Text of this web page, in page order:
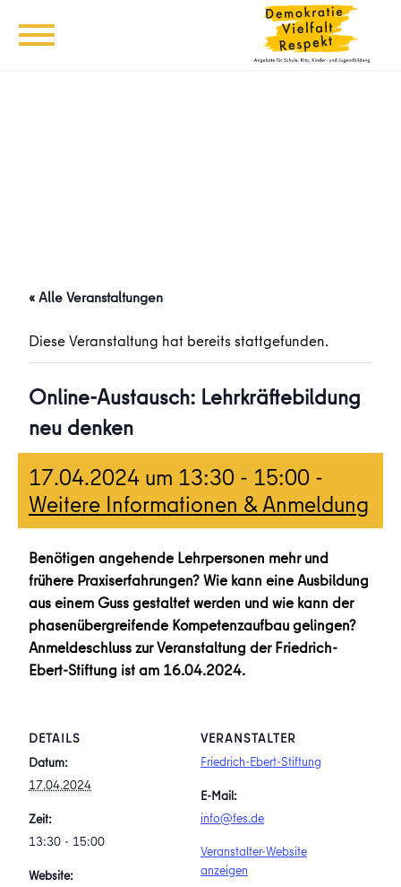
« Alle Veranstaltungen
Diese Veranstaltung hat bereits stattgefunden.
Online-Austausch: Lehrkräftebildung
neu denken
17.04.2024 um 13:30 - 15:00 -
Weitere Informationen & Anmeldung
Benötigen angehende Lehrpersonen mehr und
frühere Praxiserfahrungen? Wie kann eine Ausbildung
aus einem Guss gestaltet werden und wie kann der
phasenübergreifende Kompetenzaufbau gelingen?
Anmeldeschluss zur Veranstaltung der Friedrich-
Ebert-Stiftung ist am 16.04.2024.
DETAILS
Datum:
17.04.2024
Zeit:
13:30 - 15:00
Website:
VERANSTALTER
Friedrich-Ebert-Stiftung
E-Mail:
info@fes.de
Veranstalter-Website
anzeigen